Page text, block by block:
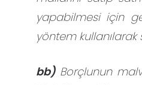
yapabilmesi için
yöntem
bb) Borçlunun